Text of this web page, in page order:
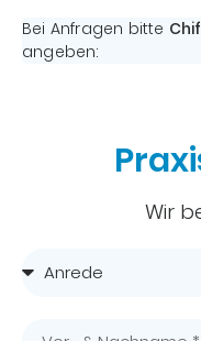
Bei Anfragen bitte
angeben:
Wir